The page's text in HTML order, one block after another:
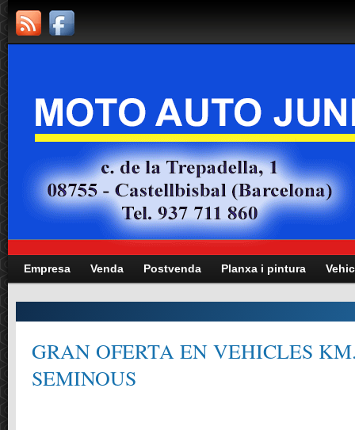
Empresa Venda Postvenda Planxa i pintura
GRAN OFERTA EN VEHICLES
SEMINOUS